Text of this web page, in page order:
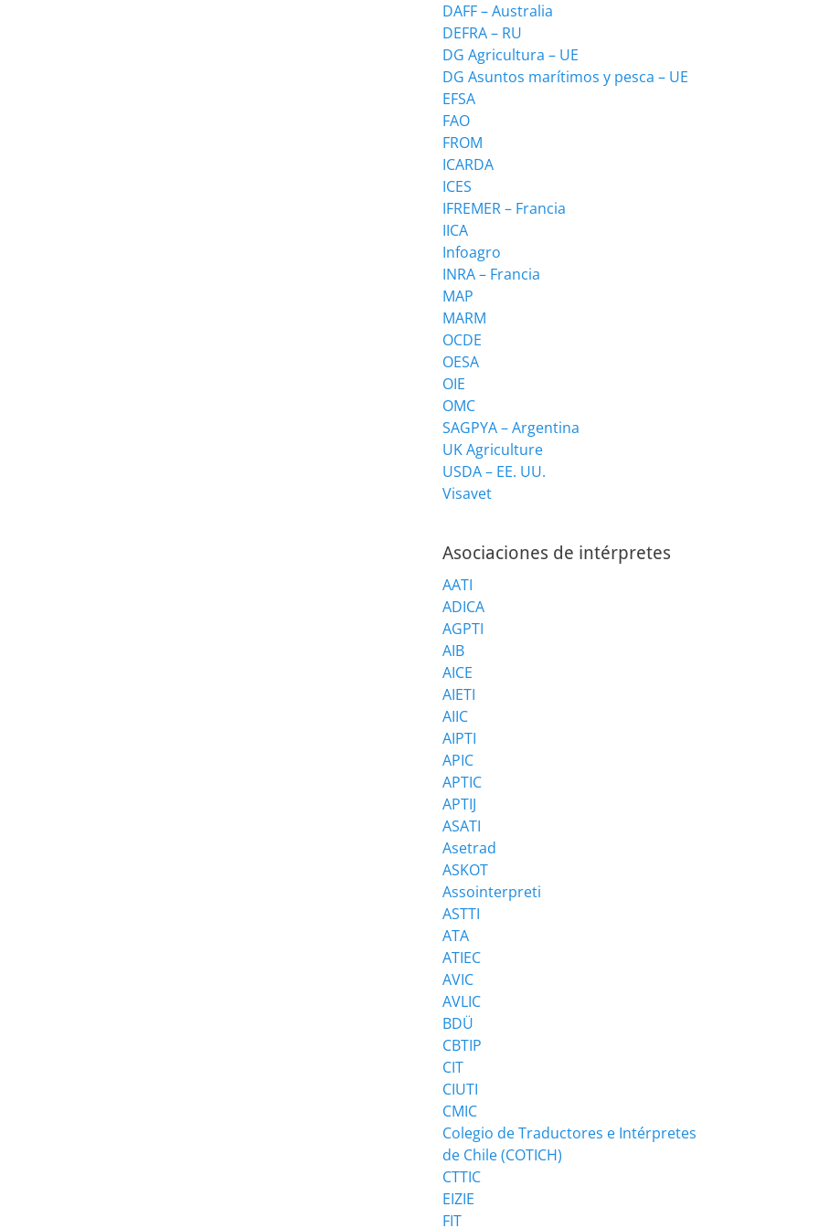
DAFF – Australia
DEFRA – RU
DG Agricultura – UE
DG Asuntos marítimos y pesca – UE
EFSA
FAO
FROM
ICARDA
ICES
IFREMER – Francia
IICA
Infoagro
INRA – Francia
MAP
MARM
OCDE
OESA
OIE
OMC
SAGPYA – Argentina
UK Agriculture
USDA – EE. UU.
Visavet
Asociaciones de intérpretes
AATI
ADICA
AGPTI
AIB
AICE
AIETI
AIIC
AIPTI
APIC
APTIC
APTIJ
ASATI
Asetrad
ASKOT
Assointerpreti
ASTTI
ATA
ATIEC
AVIC
AVLIC
BDÜ
CBTIP
CIT
CIUTI
CMIC
Colegio de Traductores e Intérpretes
de Chile (COTICH)
CTTIC
EIZIE
FIT